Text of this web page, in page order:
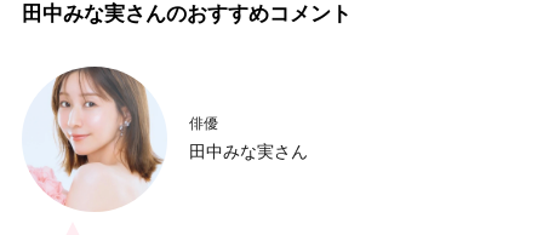
田中みな実さんのおすすめコメント
俳優
田中みな実さん